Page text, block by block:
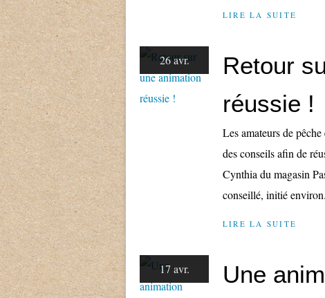
LIRE LA SUITE
26 avr.
Retour
réussie !
Les amateurs de
des conseils afin de
Cynthia du magasin
conseillé, initié
LIRE LA SUITE
17 avr.
Une